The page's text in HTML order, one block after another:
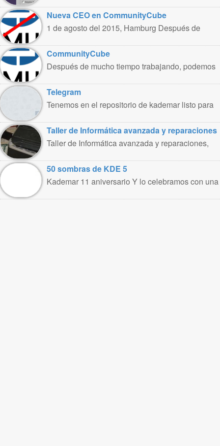
Nueva CEO en CommunityCube
1 de agosto del 2015, Hamburg Después de
renuncio ..
CommunityCube
Después de mucho tiempo trabajando, podemos
un ..
Telegram
Tenemos en el repositorio de kademar listo para
Taller de Informática avanzada y reparaciones
Taller de Informática avanzada y reparaciones,
50 sombras de KDE 5
Kademar 11 aniversario Y lo celebramos con una